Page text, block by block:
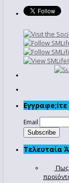
Email
Τελευταία
Πως